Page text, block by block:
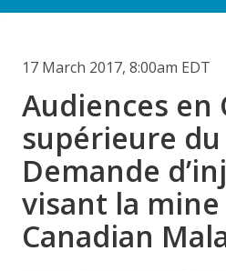
17 March 2017, 8:00am EDT
Audiences en
supérieure du
Demande
visant la mine
Canadian